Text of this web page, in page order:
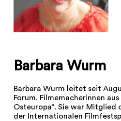
Barbara Wurm
Barbara Wurm leitet seit
Forum. Filmemacherinnen
Osteuropa“. Sie war Mitglied
der Internationalen